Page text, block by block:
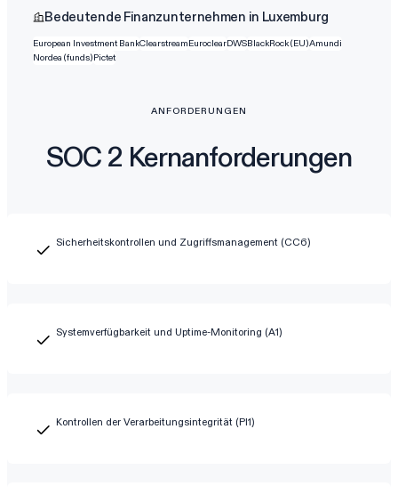
Bedeutende Finanzunternehmen in Luxemburg
European Investment BankClearstreamEuroclearDWSBlackRock (EU)Amundi
Nordea (funds)Pictet
ANFORDERUNGEN
SOC 2 Kernanforderungen
Sicherheitskontrollen und Zugriffsmanagement (CC6)
Systemverfügbarkeit und Uptime-Monitoring (A1)
Kontrollen der Verarbeitungsintegrität (PI1)